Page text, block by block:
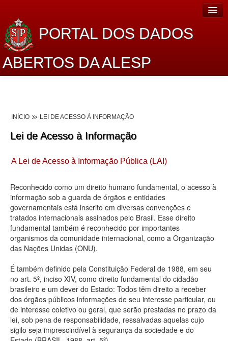
PORTAL DOS DADOS
ABERTOS DA ALESP
Lei de Acesso à Informação
Dados Governamentais Abertos
Planejamento
Catálogo de dados
Processo Legislativo
Deputados Estaduais
Administração
Legislação
Agenda
Perguntas frequentes
INÍCIO LEI DE ACESSO À INFORMAÇÃO
Lei de Acesso à Informação
A Lei de Acesso à Informação Pública (LAI)
Reconhecido como um direito humano fundamental, o acesso à
informação sob a guarda de órgãos e entidades
governamentais está inscrito em diversas convenções e
tratados internacionais assinados pelo Brasil. Esse direito
fundamental também é reconhecido por importantes
organismos da comunidade internacional, como a Organização
das Nações Unidas (ONU).
É também definido pela Constituição Federal de 1988, em seu
no art. 5º, inciso XIV, como direito fundamental do cidadão
brasileiro e um dever do Estado: Todos têm direito a receber
dos órgãos públicos informações de seu interesse particular, ou
de interesse coletivo ou geral, que serão prestadas no prazo da
lei, sob pena de responsabilidade, ressalvadas aquelas cujo
sigilo seja imprescindível à segurança da sociedade e do